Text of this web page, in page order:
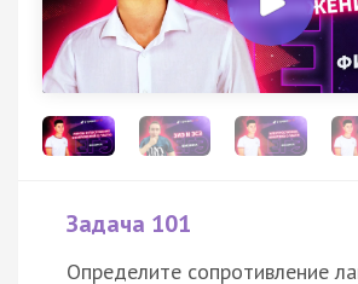
Задача 101
Определите сопротивление